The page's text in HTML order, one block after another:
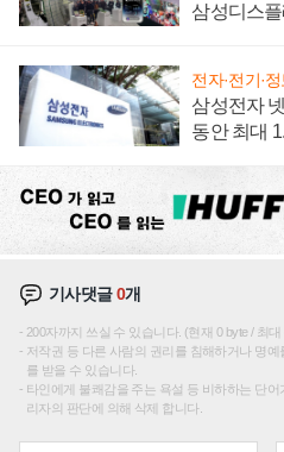
삼성디스
전자·전기·
삼성전자
동안 최대
기사댓글0개
200자까지 쓰실 수 있습니다. (현재 0 byte / 최대
저작권 등 다른 사람의 권리를 침해하거나 명
를 받을 수 있습니다.
타인에게 불쾌감을 주는 욕설 등 비하하는 단
리자의 판단에 의해 삭제 합니다.